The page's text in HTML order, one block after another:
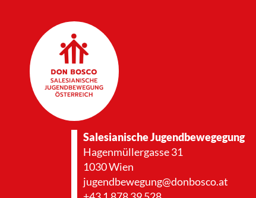
Salesianische Jugendbewegegung
Hagenmüllergasse 31
1030 Wien
jugendbewegung@donbosco.at